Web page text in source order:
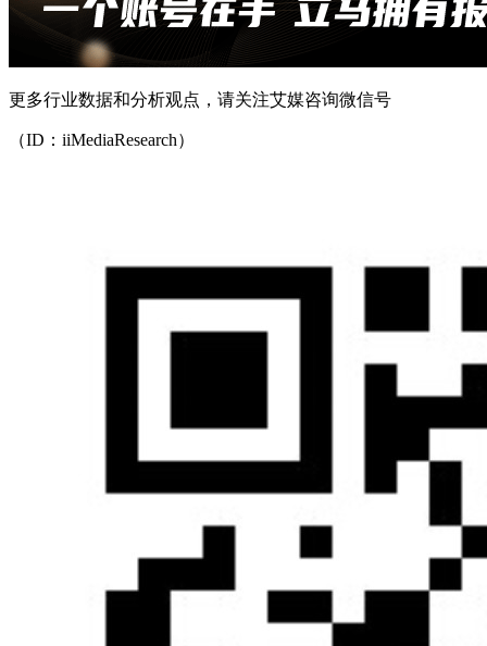
更多行业数据和分析观点，请关注艾媒咨询微信号
（ID：iiMediaResearch）